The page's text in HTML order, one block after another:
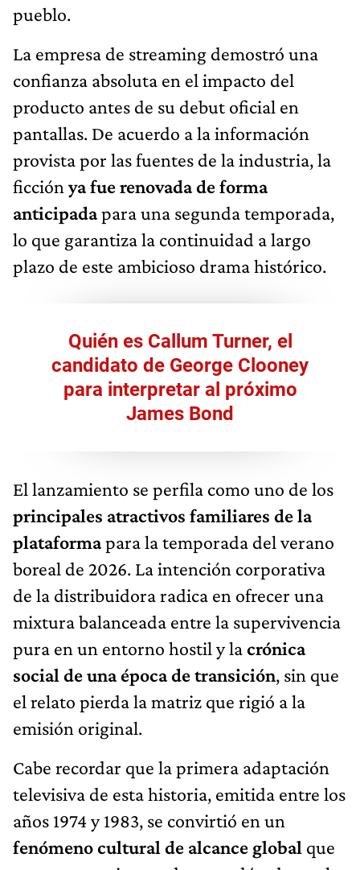
pueblo.
La empresa de streaming demostró una
confianza absoluta en el impacto del
producto antes de su debut oficial en
pantallas. De acuerdo a la información
provista por las fuentes de la industria, la
ficciónya fue renovada de forma
anticipadapara una segunda temporada,
lo que garantiza la continuidad a largo
plazo de este ambicioso drama histórico.
Quién es Callum Turner, el
candidato de George Clooney
para interpretar al próximo
James Bond
El lanzamiento se perfila como uno de los
principales atractivos familiares de la
plataformapara la temporada del verano
boreal de 2026. La intención corporativa
de la distribuidora radica en ofrecer una
mixtura balanceada entre la supervivencia
pura en un entorno hostil y lacrónica
social de una época de transición, sin que
el relato pierda la matriz que rigió a la
emisión original.
Cabe recordar que la primera adaptación
televisiva de esta historia, emitida entre los
años 1974 y 1983, se convirtió en un
fenómeno cultural de alcance global que